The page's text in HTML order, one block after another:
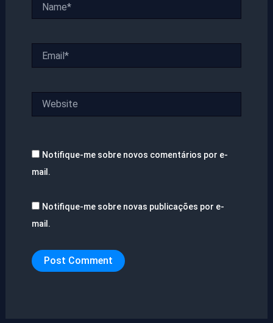
Notifique-me sobre novos comentários por e-
mail.
Notifique-me sobre novas publicações por e-
mail.